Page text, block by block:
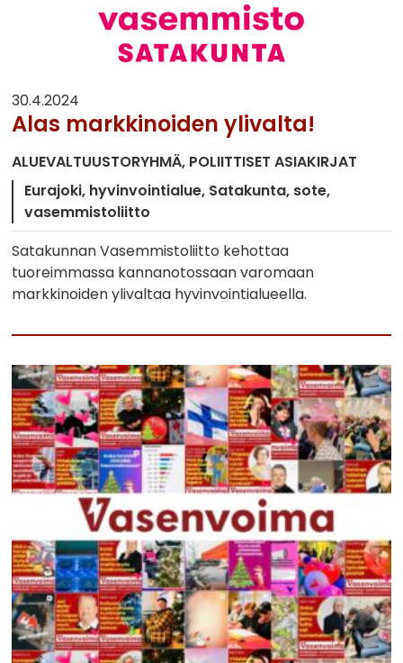
30.4.2024
Alas markkinoiden ylivalta!
ALUEVALTUUSTORYHMÄ POLIITTISET ASIAKIRJAT
Eurajoki hyvinvointialue Satakunta sote
vasemmistoliitto
Satakunnan Vasemmistoliitto kehottaa
tuoreimmassa kannanotossaan varomaan
markkinoiden ylivaltaa hyvinvointialueella.